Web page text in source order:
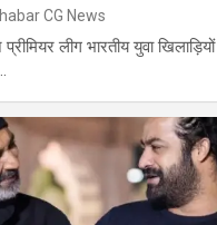
CG News
लीग भारतीय युवा